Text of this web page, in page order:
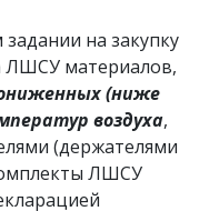
на закупку
ЛШСУ материалов,
(ниже
воздуха,
(держателями
ЛШСУ